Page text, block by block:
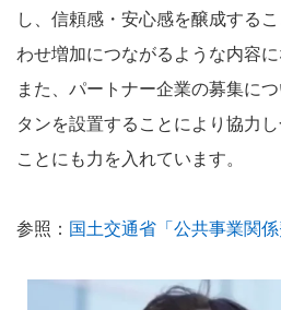
し、信頼感・安心感を醸成する
わせ増加につながるような内容に
また、パートナー企業の募集に
タンを設置することにより協力
ことにも力を入れています。
参照： 国土交通省「公共事業関